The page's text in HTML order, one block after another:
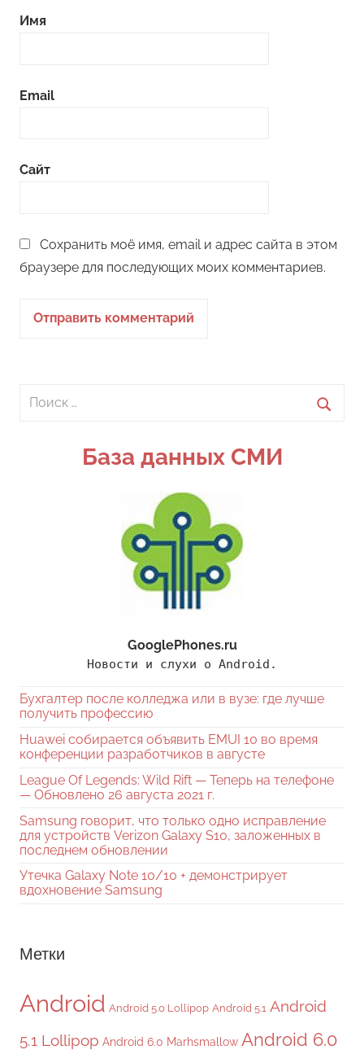
Имя
Email
Сайт
Сохранить моё имя, email и адрес сайта в этом
браузере для последующих моих комментариев.
Поиск
База данных СМИ
GooglePhones.ru
Новости и слухи о Android.
Бухгалтер после колледжа или в вузе: где лучше
получить профессию
Huawei собирается объявить EMUI 10 во время
конференции разработчиков в августе
League Of Legends: Wild Rift — Теперь на телефоне
— Обновлено 26 августа 2021 г.
Samsung говорит, что только одно исправление
для устройств Verizon Galaxy S10, заложенных в
последнем обновлении
Утечка Galaxy Note 10/10 + демонстрирует
вдохновение Samsung
Метки
Android Android 5.0 Lollipop Android 5.1 Android
5.1 Lollipop Android 6.0 Marhsmallow Android 6.0